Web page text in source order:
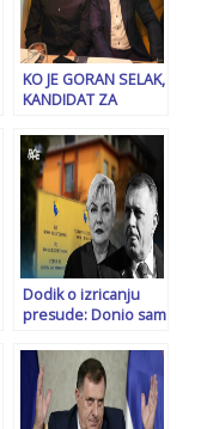
KO JE GORAN SELAK,
KANDIDAT ZA
SIGURNOSTI BiH:
Povjerenik Vulina u
RS, blizak Igoru
Dodiku; javno
priznao da
zapošljava ljude
trgujući uticajem
Dodik o izricanju
presude: Donio sam
pred Sud BiH…